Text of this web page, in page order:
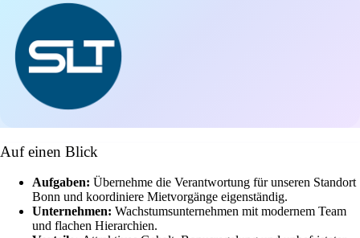
Auf einen Blick
Aufgaben: Übernehme die Verantwortung für unseren Standort
Bonn und koordiniere Mietvorgänge eigenständig.
Unternehmen: Wachstumsunternehmen mit modernem Team
und flachen Hierarchien.